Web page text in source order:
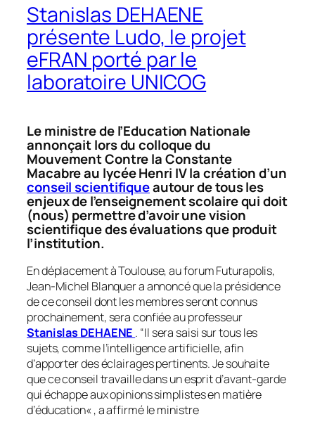
Stanislas DEHAENE
présente Ludo, le projet
eFRAN porté par le
laboratoire UNICOG
Le ministre de l’Education Nationale
annonçait lors du colloque du
Mouvement Contre la Constante
Macabre au lycée Henri IV la création d’un
conseil scientifiqueautour de tous les
enjeux de l’enseignement scolaire qui doit
(nous) permettre d’avoir une vision
scientifique des évaluations que produit
l’institution.
En déplacement à Toulouse, au forum Futurapolis,
Jean-Michel Blanquer a annoncé que la présidence
de ce conseil dont les membres seront connus
prochainement, sera confiée au professeur
Stanislas DEHAENE . “Il sera saisi sur tous les
sujets, comme l’intelligence artificielle, afin
d’apporter des éclairages pertinents. Je souhaite
que ce conseil travaille dans un esprit d’avant-garde
qui échappe aux opinions simplistes en matière
d’éducation« , a affirmé le ministre